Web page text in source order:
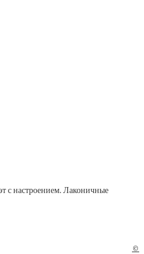
с настроением. Лаконичные
©